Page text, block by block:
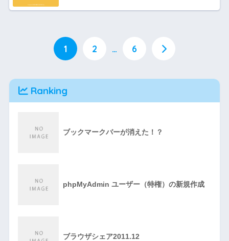
1 2 … 6
Ranking
ブックマークバーが消えた！？
phpMyAdmin ユーザー（特権）の新規作成
ブラウザシェア2011.12